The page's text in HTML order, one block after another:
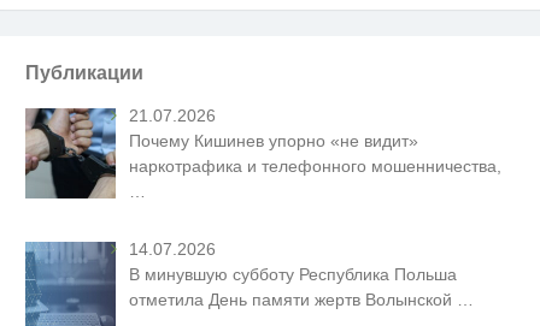
Публикации
21.07.2026
Почему Кишинев упорно «не видит»
наркотрафика и телефонного мошенничества,
14.07.2026
В минувшую субботу Республика Польша
отметила День памяти жертв Волынской